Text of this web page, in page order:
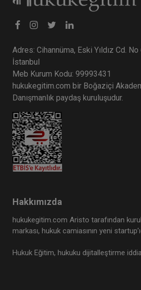
Adres: Cihannüma, Eski Yıldız Cd.
İstanbul
Meb Kurum Kodu: 99993431
hukukegitim.com bir Boğaziçi
Danışmanlık paydaş kuruluşudur.
Hakkımızda
hukukegitim.com Aristo tarafından
markası, hukuk camiasının yeni
Hukuk Eğitim, hukuku dijitalleştirme